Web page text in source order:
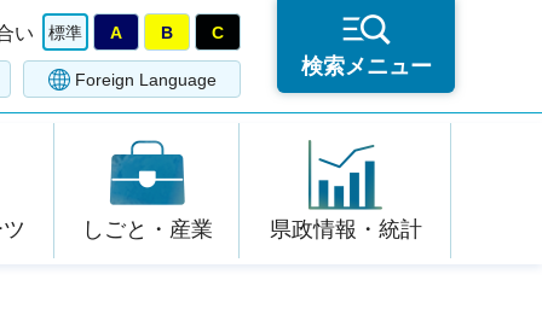
い 標準 A B C
Foreign Language
検索メニュー
しごと・産業 県政情報・統計